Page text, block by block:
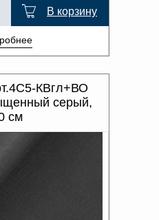
В корзину
КВгл+ВО
серый,
см